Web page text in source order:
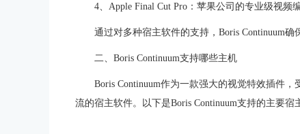
4、Apple Final Cut Pro：苹果公司的专业级视频
通过对多种宿主软件的支持，Boris Continuum
二、Boris Continuum支持哪些主机
Boris Continuum作为一款强大的视觉特效插件
流的宿主软件。以下是Boris Continuum支持的主要宿